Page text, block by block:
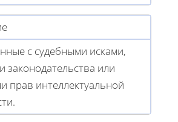
с судебными исками,
законодательства или
прав интеллектуальной